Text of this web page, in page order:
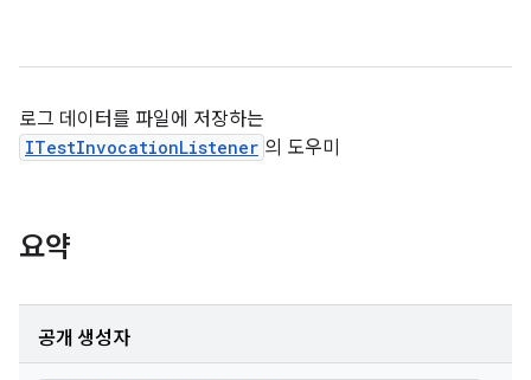
로그 데이터를 파일에 저장하는
ITestInvocationListener 의 도우미
요약
공개 생성자